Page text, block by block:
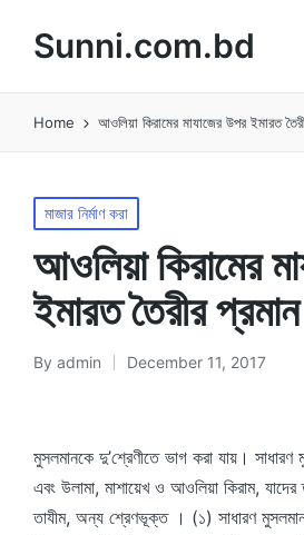
Sunni.com.bd
Home আওলিয়া কিরামের মাযাজের উপর ইমারত
Posted
in
মাজার নির্মাণ করা
আওলিয়া কিরামের
ইমারত তৈরীর প্রমান
Posted
By admin December 11, 2017
মুসলমানকে দু’শ্রেণীতে ভাগ করা যায়।
এবং উলামা, মাশায়েখ ও আওলিয়া কিরাম,
তাযীম, অন্য শ্রেণভূক্ত । (১) সাধারণ